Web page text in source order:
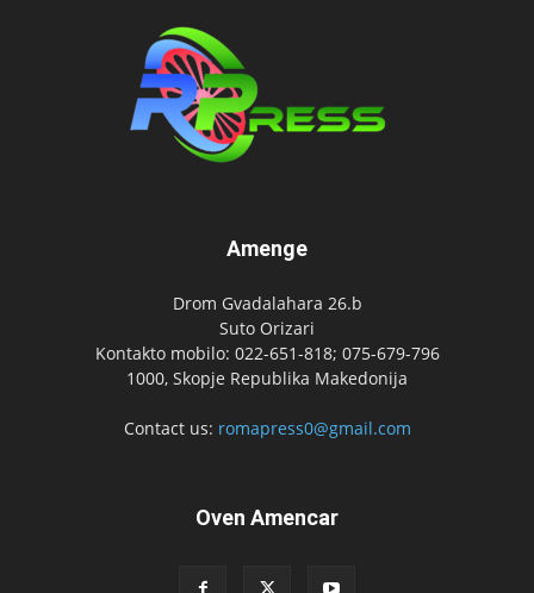
Amenge
Drom Gvadalahara 26.b
Suto Orizari
Kontakto mobilo: 022-651-818; 075-679-796
1000, Skopje Republika Makedonija
Contact us: romapress0@gmail.com
Oven Amencar